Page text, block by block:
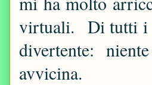
virtuali.Di tutti i
divertente:
avvicina.